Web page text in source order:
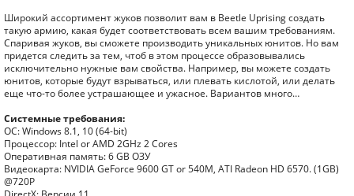
Широкий ассортимент жуков позволит вам в Beetle Uprising создать
такую армию, какая будет соответствовать всем вашим требованиям.
Спаривая жуков, вы сможете производить уникальных юнитов. Но вам
придется следить за тем, чтоб в этом процессе образовывались
исключительно нужные вам свойства. Например, вы можете создать
юнитов, которые будут взрываться, или плевать кислотой, или делать
еще что-то более устрашающее и ужасное. Вариантов много…
Системные требования:
ОС: Windows 8.1, 10 (64-bit)
Процессор: Intel or AMD 2GHz 2 Cores
Оперативная память: 6 GB ОЗУ
Видеокарта: NVIDIA GeForce 9600 GT or 540M, ATI Radeon HD 6570. (1GB)
@720P